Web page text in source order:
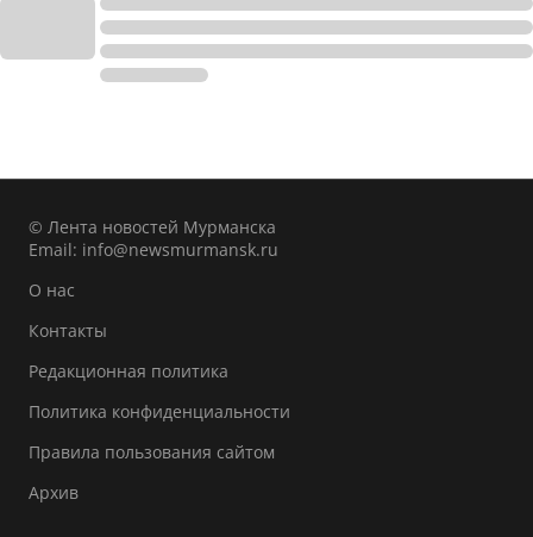
© Лента новостей Мурманска
Email: info@newsmurmansk.ru
О нас
Контакты
Редакционная политика
Политика конфиденциальности
Правила пользования сайтом
Архив